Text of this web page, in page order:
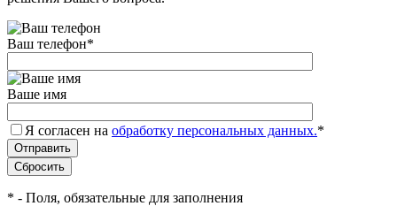
Ваш телефон*
Ваше имя
Я согласен на обработку персональных данных.*
* - Поля, обязательные для заполнения